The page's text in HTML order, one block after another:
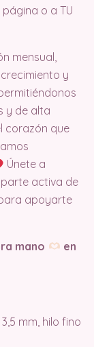
página o a TU
mensual,
y
y de alta
corazón que
Únete a
activa de
apoyarte
mano
en
mm, hilo fino